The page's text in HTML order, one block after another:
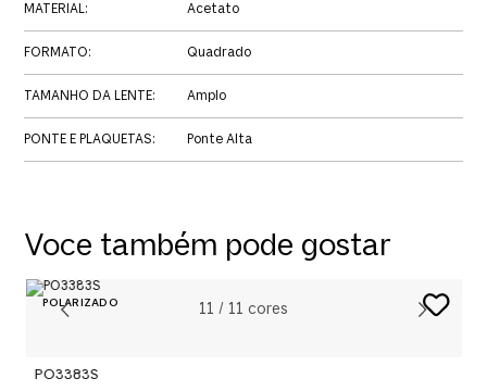
MATERIAL: Acetato
FORMATO: Quadrado
TAMANHO DA LENTE: Amplo
PONTE E PLAQUETAS: Ponte Alta
Voce também pode gostar
11 / 11 cores
PO3383S